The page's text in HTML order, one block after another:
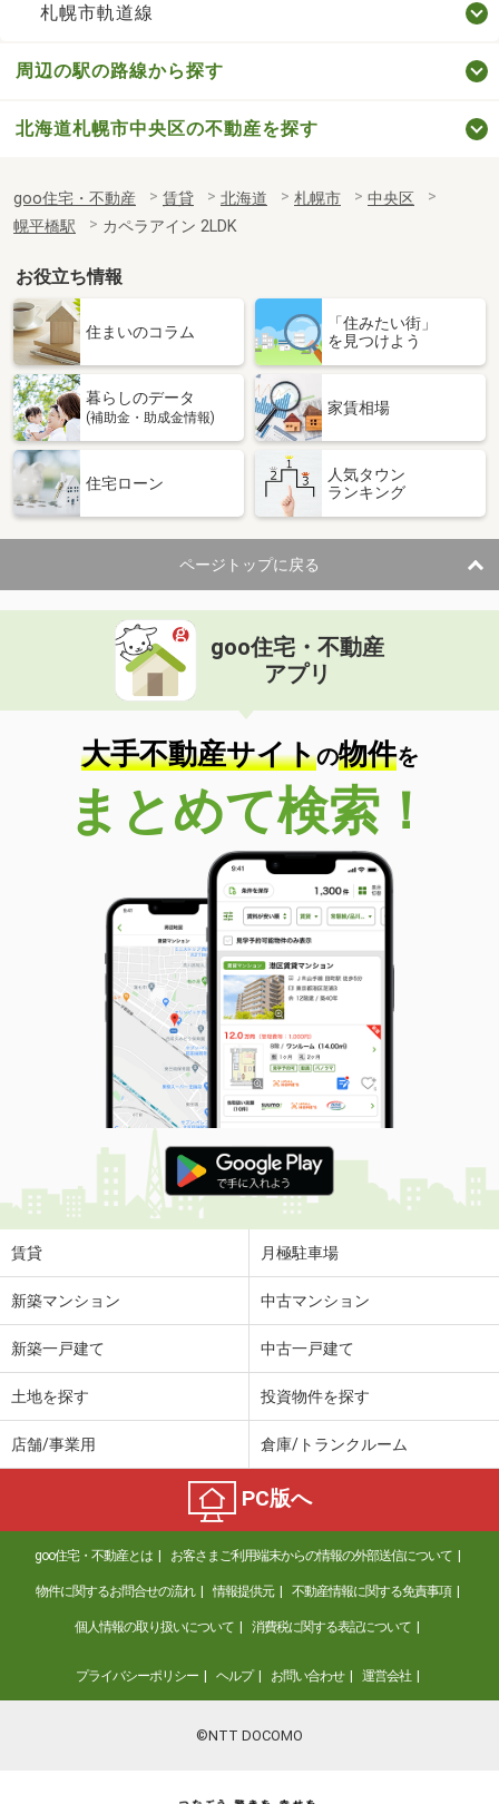
札幌市軌道線
周辺の駅の路線から探す
北海道札幌市中央区の不動産を探す
goo住宅・不動産 賃貸 北海道 札幌市
中央区
幌平橋駅
カペラアイン 2LDK
お役立ち情報
住まいのコラム
「住みたい街」
を見つけよう
暮らしのデータ
(補助金・助成金情報)
家賃相場
住宅ローン
人気タウン
ランキング
ページトップに戻る
goo住宅・不動産
アプリ
大手不動産サイトの物件を
まとめて検索！
賃貸 月極駐車場
新築マンション 中古マンション
新築一戸建て 中古一戸建て
土地を探す 投資物件を探す
店舗/事業用 倉庫/トランクルーム
PC版へ
goo住宅・不動産とは お客さまご利用端末からの情報の外部送信について
物件に関するお問合せの流れ 情報提供元 不動産情報に関する免責事項
個人情報の取り扱いについて 消費税に関する表記について
プライバシーポリシー ヘルプ お問い合わせ 運営会社
©NTT DOCOMO